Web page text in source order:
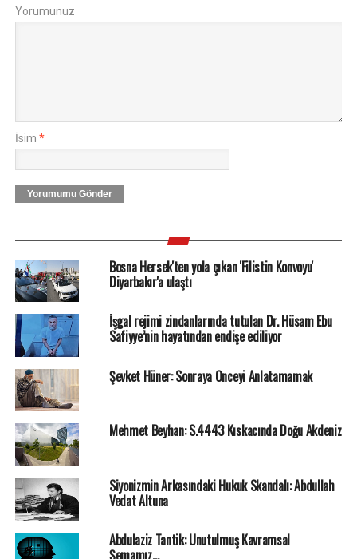
Yorumunuz
İsim *
Yorumumu Gönder
Bosna Hersek'ten yola çıkan 'Filistin Konvoyu'
Diyarbakır'a ulaştı
İşgal rejimi zindanlarında tutulan Dr. Hüsam Ebu
Safiyye’nin hayatından endişe ediliyor
Şevket Hüner: Sonraya Önceyi Anlatamamak
Mehmet Beyhan: S.4443 Kıskacında Doğu Akdeniz
Siyonizmin Arkasındaki Hukuk Skandalı: Abdullah
Vedat Altuna
Abdulaziz Tantik: Unutulmuş Kavramsal
Şemamız…